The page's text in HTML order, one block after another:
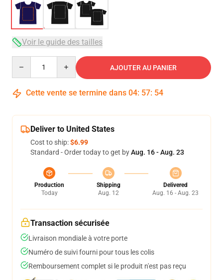
Voir le guide des tailles
AJOUTER AU PANIER
Cette vente se termine dans 04: 57: 54
Deliver to United States
Cost to ship:$6.99
Standard - Order today to get byAug. 16 - Aug. 23
Production
Today
Shipping
Aug. 12
Delivered
Aug. 16 - Aug. 23
Transaction sécurisée
Livraison mondiale à votre porte
Numéro de suivi fourni pour tous les colis
Remboursement complet si le produit n'est pas reçu